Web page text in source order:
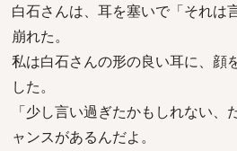
白石さんは、耳を塞いで「それは
崩れた。
私は白石さんの形の良い耳に、顔
した。
「少し言い過ぎたかもしれない、
ャンスがあるんだよ。